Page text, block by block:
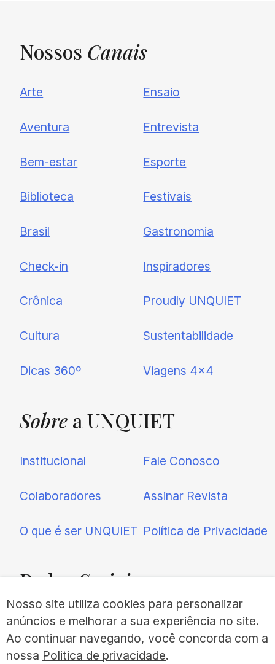
UNQUIET
Newsletter
nossas novidades.
Nossos Canais
Arte
Aventura
Bem-estar
Biblioteca
Brasil
Check-in
Crônica
Cultura
Dicas 360º
Ensaio
Entrevista
Esporte
Festivais
Gastronomia
Inspiradores
Proudly UNQUIET
Sustentabilidade
Viagens 4×4
Sobre a UNQUIET
Institucional
Colaboradores
O que é ser UNQUIET
Fale Conosco
Assinar Revista
Política de Privacidade
RedesSociais
Nosso site utiliza cookies para personalizar
anúncios e melhorar a sua experiência no site.
Ao continuar navegando, você concorda com a
nossa Politica de privacidade.